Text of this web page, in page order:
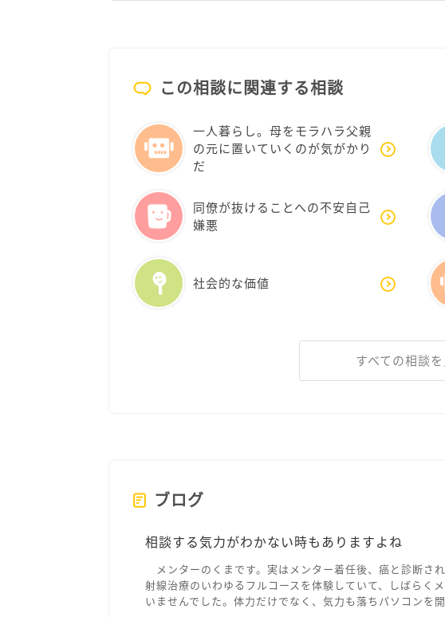
この相談に関連する相談
一人暮らし。母をモラハラ父親
の元に置いていくのが気がかり
だ
同僚が抜けることへの不安自己
嫌悪
社会的な価値
すべての相談
ブログ
相談する気力がわかない時もありますよね
メンターのくまです。実はメンター着任後、癌と診断さ
射線治療のいわゆるフルコースを体験していて、しばらく
いませんでした。体力だけでなく、気力も落ちパソコンを